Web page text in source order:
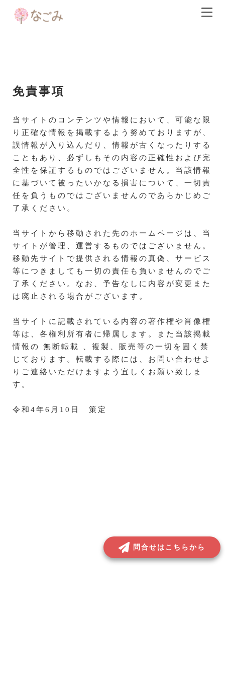
問合せはこちらから
免責事項
当サイトのコンテンツや情報において、可能な限
り正確な情報を掲載するよう努めておりますが、
誤情報が入り込んだり、情報が古くなったりする
こともあり、必ずしもその内容の正確性および完
全性を保証するものではございません。当該情報
に基づいて被ったいかなる損害について、一切責
任を負うものではございませんのであらかじめご
了承ください。
当サイトから移動された先のホームページは、当
サイトが管理、運営するものではございません。
移動先サイトで提供される情報の真偽、サービス
等につきましても一切の責任も負いませんのでご
了承ください。なお、予告なしに内容が変更また
は廃止される場合がございます。
当サイトに記載されている内容の著作権や肖像権
等は、各権利所有者に帰属します。また当該掲載
情報の 無断転載 、複製、販売等の一切を固く禁
じております。転載する際には、お問い合わせよ
りご連絡いただけますよう宜しくお願い致しま
す。
令和4年6月10日 策定